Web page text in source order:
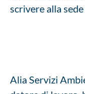
scrivere alla
Alia Servizi